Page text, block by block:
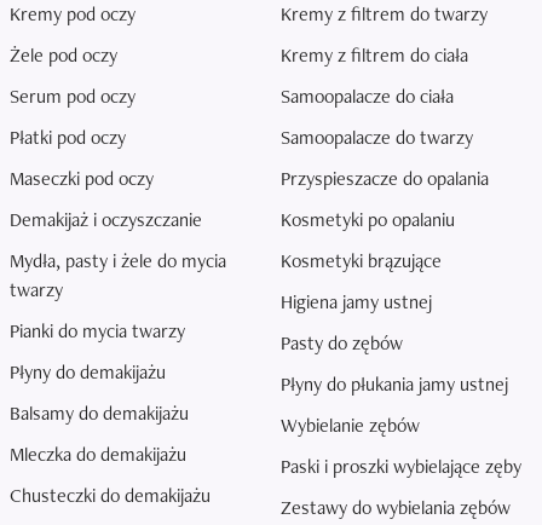
Kremy pod oczy
Żele pod oczy
Serum pod oczy
Płatki pod oczy
Maseczki pod oczy
Demakijaż i oczyszczanie
Mydła, pasty i żele do mycia
twarzy
Pianki do mycia twarzy
Płyny do demakijażu
Balsamy do demakijażu
Mleczka do demakijażu
Chusteczki do demakijażu
Kremy z filtrem do twarzy
Kremy z filtrem do ciała
Samoopalacze do ciała
Samoopalacze do twarzy
Przyspieszacze do opalania
Kosmetyki po opalaniu
Kosmetyki brązujące
Higiena jamy ustnej
Pasty do zębów
Płyny do płukania jamy ustnej
Wybielanie zębów
Paski i proszki wybielające zęby
Zestawy do wybielania zębów